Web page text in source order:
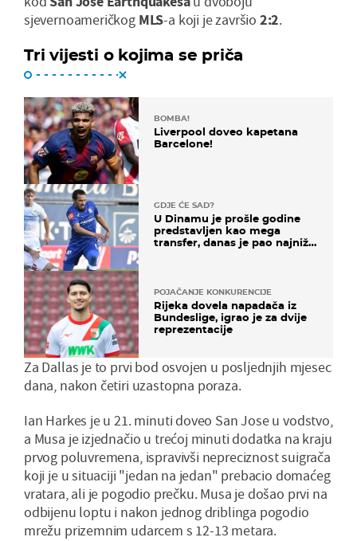
sjevernoameričkog MLS-a koji je završio 2:2.
Tri vijesti o kojima se priča
BOMBA!
Liverpool doveo kapetana
Barcelone!
GDJE ĆE SAD?
U Dinamu je prošle godine
predstavljen kao mega
transfer, danas je pao najniže
POJAČANJE KONKURENCIJE
Rijeka dovela napadača iz
Bundeslige, igrao je za dvije
reprezentacije
Za Dallas je to prvi bod osvojen u posljednjih mjesec
dana, nakon četiri uzastopna poraza.
Ian Harkes je u 21. minuti doveo San Jose u vodstvo,
a Musa je izjednačio u trećoj minuti dodatka na kraju
prvog poluvremena, ispravivši nepreciznost suigrača
koji je u situaciji "jedan na jedan" prebacio domaćeg
vratara, ali je pogodio prečku. Musa je došao prvi na
odbijenu loptu i nakon jednog driblinga pogodio
mrežu prizemnim udarcem s 12-13 metara.